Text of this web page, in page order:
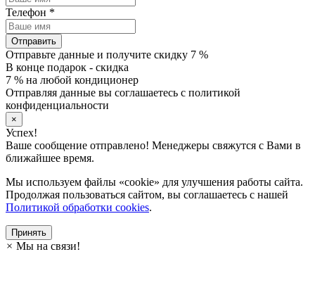
Телефон *
Отправить
Отправьте данные и получите скидку 7 %
В конце подарок - скидка
7 % на любой кондиционер
Отправляя данные вы соглашаетесь с политикой
конфиденциальности
×
Успех!
Ваше сообщение отправлено! Менеджеры свяжутся с Вами в
ближайшее время.
Мы используем файлы «cookie» для улучшения работы сайта.
Продолжая пользоваться сайтом, вы соглашаетесь с нашей
Политикой обработки cookies.
Принять
× Мы на связи!